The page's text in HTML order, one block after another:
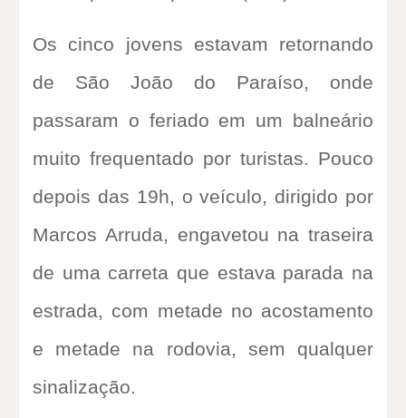
Os cinco jovens estavam retornando
de São João do Paraíso, onde
passaram o feriado em um balneário
muito frequentado por turistas. Pouco
depois das 19h, o veículo, dirigido por
Marcos Arruda, engavetou na traseira
de uma carreta que estava parada na
estrada, com metade no acostamento
e metade na rodovia, sem qualquer
sinalização.